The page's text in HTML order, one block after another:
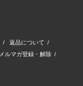
/ 返品について /
メルマガ登録・解除 /